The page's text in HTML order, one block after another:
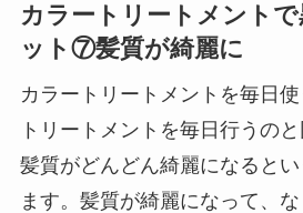
カラートリートメント
ット⑦髪質が綺麗に
カラートリートメントを毎日使
トリートメントを毎日行うのと
髪質がどんどん綺麗になると
ます。髪質が綺麗になって、